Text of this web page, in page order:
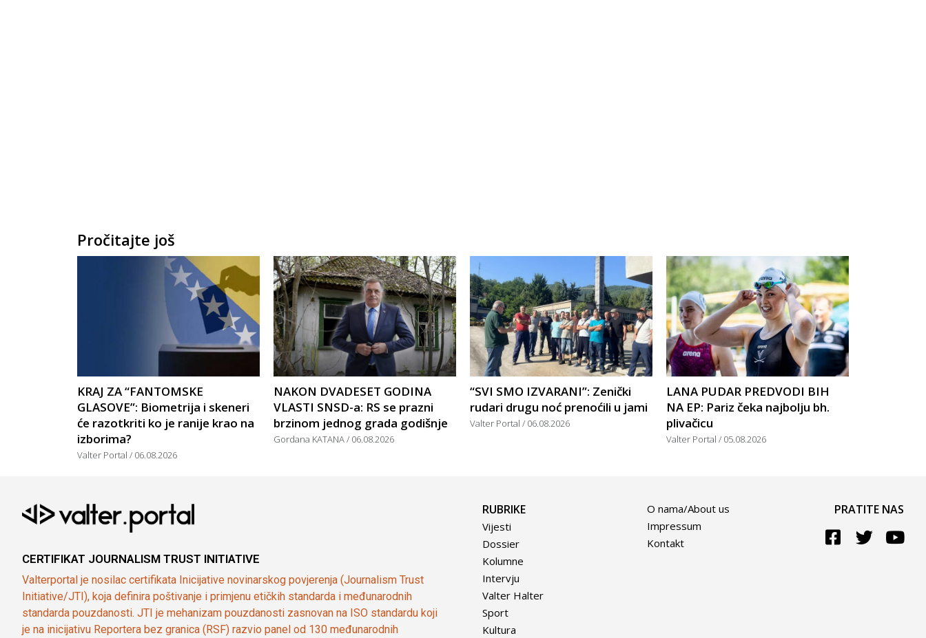
Pročitajte još
KRAJ ZA “FANTOMSKE
GLASOVE”: Biometrija i skeneri
će razotkriti ko je ranije krao na
izborima?
Valter Portal 06.08.2026
NAKON DVADESET GODINA
VLASTI SNSD-a: RS se prazni
brzinom jednog grada godišnje
Gordana KATANA 06.08.2026
“SVI SMO IZVARANI”: Zenički
rudari drugu noć prenoćili u jami
Valter Portal 06.08.2026
LANA PUDAR PREDVODI BIH
NA EP: Pariz čeka najbolju bh.
plivačicu
Valter Portal 05.08.2026
CERTIFIKAT JOURNALISM TRUST INITIATIVE
Valterportal je nosilac certifikata Inicijative novinarskog povjerenja (Journalism Trust
Initiative/JTI), koja definira poštivanje i primjenu etičkih standarda i međunarodnih
standarda pouzdanosti. JTI je mehanizam pouzdanosti zasnovan na ISO standardu koji
je na inicijativu Reportera bez granica (RSF) razvio panel od 130 međunarodnih
RUBRIKE
Vijesti
Dossier
Kolumne
Intervju
Valter Halter
Sport
Kultura
O nama/About us
Impressum
Kontakt
PRATITE NAS